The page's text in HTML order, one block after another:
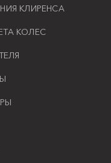
КЛИРЕНСА
КОЛЕС